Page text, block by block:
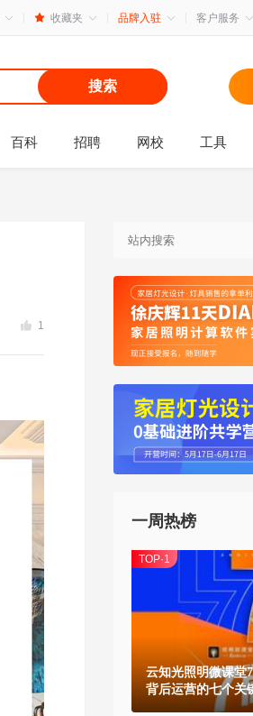
收藏夹 品牌入驻 客户服务
搜索
百科 招聘 网校 工具
1
一周热榜
TOP·1
云知光照明微课堂
背后运营的七个关